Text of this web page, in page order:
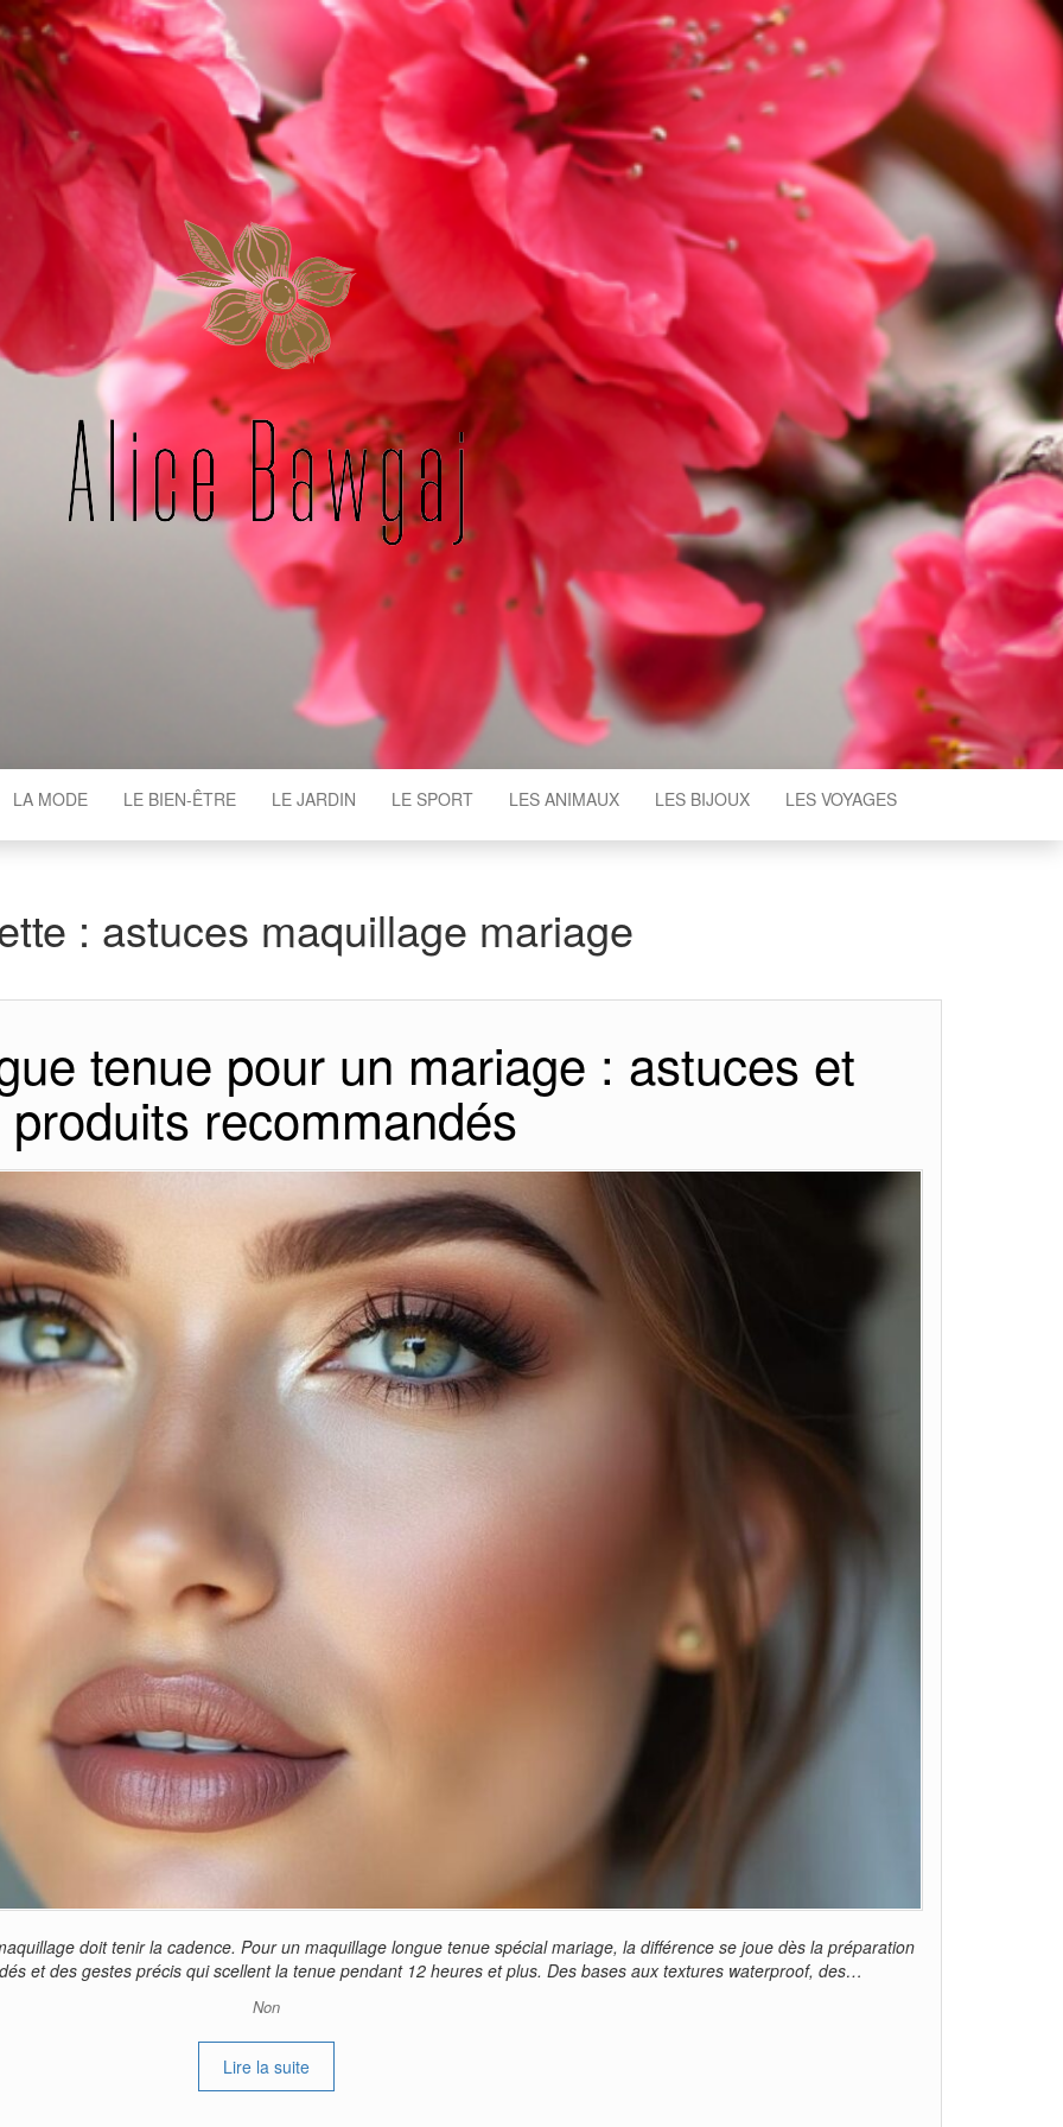
LA MODE LE BIEN-ÊTRE LE JARDIN LE SPORT LES ANIMAUX LES BIJOUX LES VOYAGES
: astuces maquillage mariage
tenue pour un mariage : astuces et
produits recommandés
doit tenir la cadence. Pour un maquillage longue tenue spécial mariage, la différence se joue dès la préparation
et des gestes précis qui scellent la tenue pendant 12 heures et plus. Des bases aux textures waterproof, des…
Non
Lire la suite